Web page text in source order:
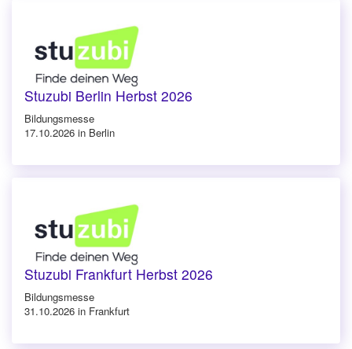
Stuzubi Berlin Herbst 2026
Bildungsmesse
17.10.2026 in Berlin
Stuzubi Frankfurt Herbst 2026
Bildungsmesse
31.10.2026 in Frankfurt